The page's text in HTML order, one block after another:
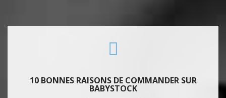
10 BONNES RAISONS DE COMMANDER SUR
BABYSTOCK